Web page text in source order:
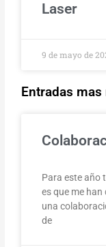
Laser
9 de mayo de
Entradas
Para este año
es que me
una
de